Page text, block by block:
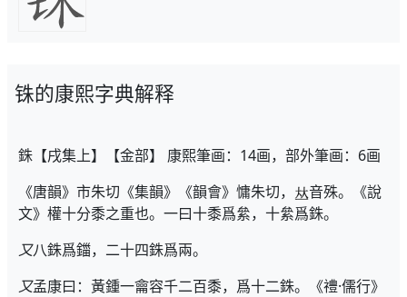
铢的康熙字典解释
銖【戌集上】【金部】 康熙筆画：14画，部外筆画：6画
《唐韻》市朱切《集韻》《韻會》慵朱切，
音殊。《說
文》權十分黍之重也。一曰十黍爲絫，十絫爲銖。
又八銖爲鍿，二十四銖爲兩。
又孟康曰：黃鍾一龠容千二百黍，爲十二銖。《禮·儒行》